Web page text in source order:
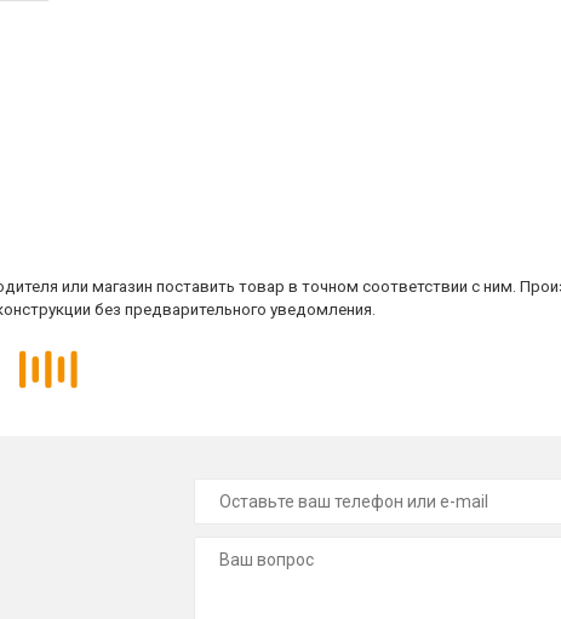
или магазин поставить товар в точном соответствии с ним.
без предварительного уведомления.